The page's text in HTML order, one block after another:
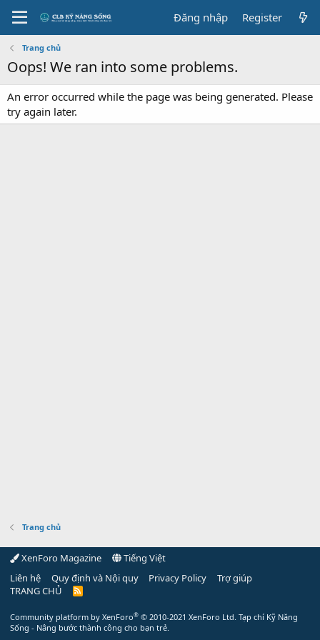
Đăng nhập Register
Trang chủ
Oops! We ran into some problems.
An error occurred while the page was being generated. Please
try again later.
Trang chủ
XenForo Magazine
Tiếng Việt
Liên hệ
Quy định và Nội quy Privacy Policy
Trợ giúp
TRANG CHỦ
R
Community platform by XenForo® © 2010-2021 XenForo Ltd. Tạp chí Kỹ Năng
Sống - Nâng bước thành công cho bạn trẻ.